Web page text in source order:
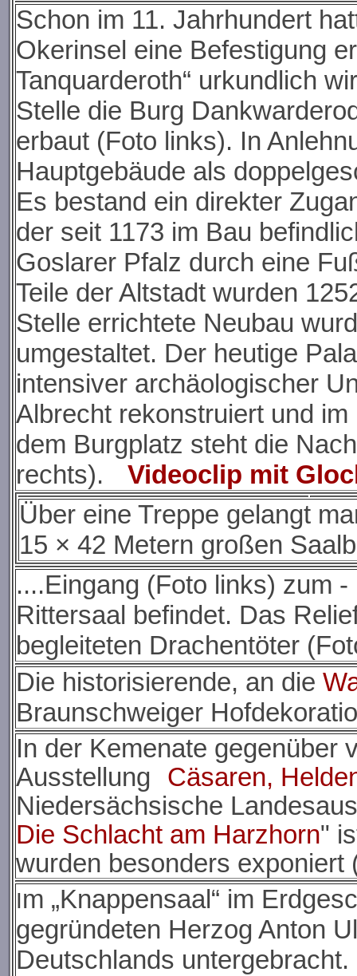
Schon im 11. Jahrhundert
Okerinsel eine Befestigung
Tanquarderoth“ urkundlich
Stelle die Burg
erbaut (Foto links). In
Hauptgebäude als
Es bestand ein direkter
der seit 1173 im Bau
Goslarer Pfalz durch eine
Teile der Altstadt wurden
Stelle errichtete Neubau
umgestaltet. Der heutige
intensiver archäologischer
Albrecht rekonstruiert und
dem Burgplatz steht die
rechts).
Videoclip mit
Über eine Treppe gelangt
15 × 42 Metern großen
....Eingang (Foto links) zum
Rittersaal befindet. Das
begleiteten Drachentöter
Die historisierende, an die
Braunschweiger
In der Kemenate gegenüber
Ausstellung
Cäsaren,
Niedersächsische
Die Schlacht am Harzhorn"
wurden besonders exponiert
Im „Knappensaal“ im
gegründeten Herzog Anton
Deutschlands